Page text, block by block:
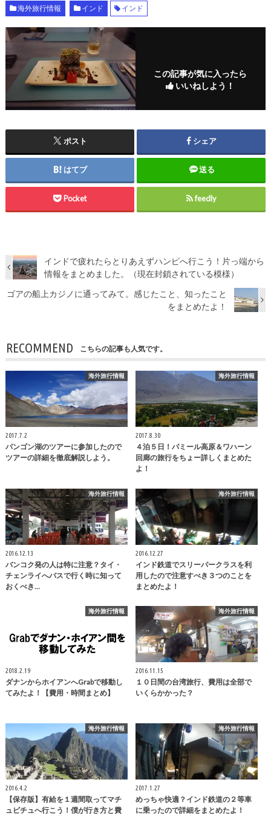
海外旅行情報 インド インド
この記事が気に入ったら
いいねしよう！
ポスト シェア
はてブ 送る
Pocket feedly
インドで疲れたらとりあえずハンピへ行こう！片っ端から
情報をまとめました。（現在封鎖されている模様）
ゴアの船上カジノに通ってみて。感じたこと、知ったこと
をまとめたよ！
RECOMMEND こちらの記事も人気です。
海外旅行情報
2017.7.2
パンゴン湖のツアーに参加したので
ツアーの詳細を徹底解説しよう。
海外旅行情報
2017.8.30
４泊５日！パミール高原＆ワハーン
回廊の旅行をちょー詳しくまとめた
よ！
海外旅行情報
2016.12.13
バンコク発の人は特に注意？タイ・
チェンライへバスで行く時に知って
おくべき…
海外旅行情報
2016.12.27
インド鉄道でスリーパークラスを利
用したので注意すべき３つのことを
まとめたよ！
海外旅行情報
2018.2.19
ダナンからホイアンへGrabで移動し
てみたよ！【費用・時間まとめ】
海外旅行情報
2016.11.15
１０日間の台湾旅行、費用は全部で
いくらかかった？
海外旅行情報
2016.4.2
【保存版】有給を１週間取ってマチ
ュピチュへ行こう！僕が行き方と費
海外旅行情報
2017.1.27
めっちゃ快適？インド鉄道の２等車
に乗ったので詳細をまとめたよ！